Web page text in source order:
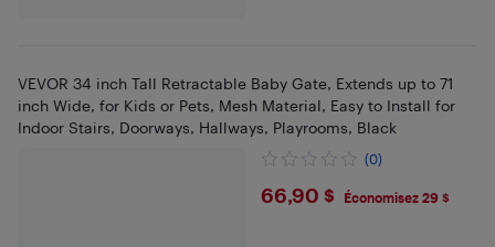
VEVOR 34 inch Tall Retractable Baby Gate, Extends up to 71
inch Wide, for Kids or Pets, Mesh Material, Easy to Install for
Indoor Stairs, Doorways, Hallways, Playrooms, Black
(0)
$66.9
66,90 $ Économisez 29 $